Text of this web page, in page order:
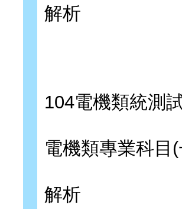
解析
104電機類統測
電機類專業科目
解析